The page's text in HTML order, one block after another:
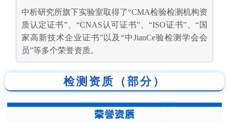
中析研究所旗下实验室取得了“CMA检验检测机构资
质认定证书”、“CNAS认可证书”、“ISO证书”、“国
家高新技术企业证书”以及“中JianCe验检测学会会
员”等多个荣誉资质。
检测资质（部分）